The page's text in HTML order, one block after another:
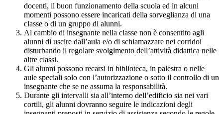
docenti, il buon funzionamento della scuola ed in alcuni
momenti possono essere incaricati della sorveglianza di una
classe o di un gruppo di alunni.
Al cambio di insegnante nella classe non è consentito agli
alunni di uscire dall’aula e/o di schiamazzare nei corridoi
disturbando il regolare svolgimento dell’attività didattica nelle
altre classi.
Gli alunni possono recarsi in biblioteca, in palestra o nelle
aule speciali solo con l’autorizzazione o sotto il controllo di un
insegnante che se ne assuma la responsabilità.
Durante gli intervalli sia all’interno dell’edificio sia nei vari
cortili, gli alunni dovranno seguire le indicazioni degli